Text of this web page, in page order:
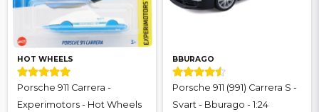
HOT WHEELS
Porsche 911 Carrera -
Experimotors - Hot Wheels
BBURAGO
Porsche 911 (991) Carrera S -
Svart - Bburago - 1:24